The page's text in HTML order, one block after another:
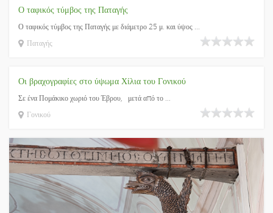
Ο ταφικός τύμβος της Παταγής
Ο ταφικός τύμβος της Παταγής με διάμετρο 25 μ. και ύψος ...
Παταγής
Οι βραχογραφίες στο ύψωμα Χίλια του Γονικού
Σε ένα Πομάκικο χωριό του Έβρου, μετά από το ...
Γονικού